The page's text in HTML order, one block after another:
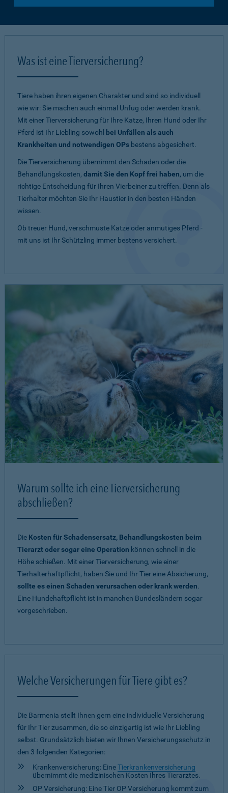
Was ist eine Tierversicherung?
Tiere haben ihren eigenen Charakter und sind so individuell
wie wir: Sie machen auch einmal Unfug oder werden krank.
Mit einer Tierversicherung für Ihre Katze, Ihren Hund oder Ihr
Pferd ist Ihr Liebling sowohl
bei Unfällen als auch
Krankheiten und notwendigen OPs bestens abgesichert.
Die Tierversicherung übernimmt den Schaden oder die
Behandlungskosten, damit Sie den Kopf frei haben, um die
richtige Entscheidung für Ihren Vierbeiner zu treffen. Denn als
Tierhalter möchten Sie Ihr Haustier in den besten Händen
wissen.
Ob treuer Hund, verschmuste Katze oder anmutiges Pferd -
mit uns ist Ihr Schützling immer bestens versichert.
Warum sollte ich eine Tierversicherung
abschließen?
Die Kosten für Schadensersatz, Behandlungskosten beim
Tierarzt oder sogar eine Operation können schnell in die
Höhe schießen. Mit einer Tierversicherung, wie einer
Tierhalterhaftpflicht, haben Sie und Ihr Tier eine Absicherung,
sollte es einen Schaden verursachen oder krank werden.
Eine Hundehaftpflicht ist in manchen Bundesländern sogar
vorgeschrieben.
Welche Versicherungen für Tiere gibt es?
Die Barmenia stellt Ihnen gern eine individuelle Versicherung
für Ihr Tier zusammen, die so einzigartig ist wie Ihr Liebling
selbst. Grundsätzlich bieten wir Ihnen Versicherungsschutz in
den 3 folgenden Kategorien:
Krankenversicherung: EineTierkrankenversicherung
übernimmt die medizinischen Kosten Ihres Tierarztes.
OP Versicherung: Eine Tier OP Versicherung kommt zum